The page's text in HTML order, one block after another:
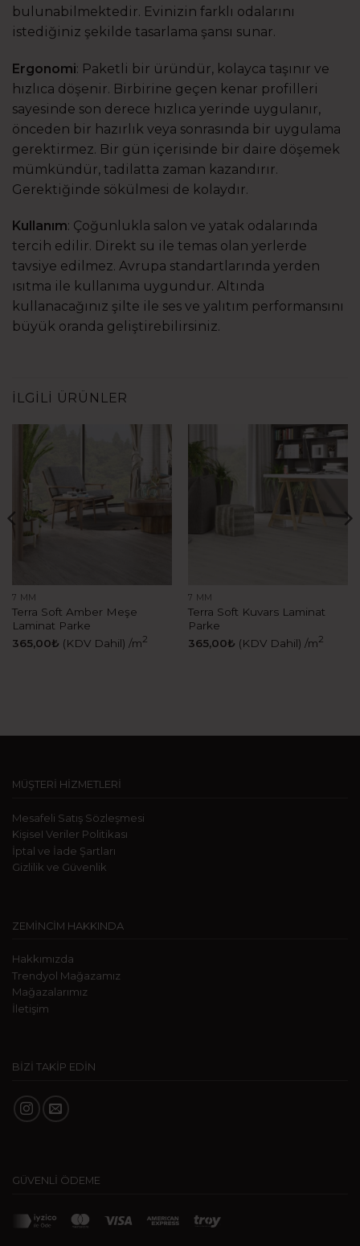
bulunabilmektedir. Evinizin farklı odalarını
istediğiniz şekilde tasarlama şansı sunar.
Ergonomi: Paketli bir üründür, kolayca taşınır ve
hızlıca döşenir. Birbirine geçen kenar profilleri
sayesinde son derece hızlıca yerinde uygulanır,
önceden bir hazırlık veya sonrasında bir uygulama
gerektirmez. Bir gün içerisinde bir daire döşemek
mümkündür, tadilatta zaman kazandırır.
Gerektiğinde sökülmesi de kolaydır.
Kullanım: Çoğunlukla salon ve yatak odalarında
tercih edilir. Direkt su ile temas olan yerlerde
tavsiye edilmez. Avrupa standartlarında yerden
ısıtma ile kullanıma uygundur. Altında
kullanacağınız şilte ile ses ve yalıtım performansını
büyük oranda geliştirebilirsiniz.
İLGILI ÜRÜNLER
7 MM
Terra Soft Amber Meşe
Laminat Parke
365,00₺ (KDV Dahil) /m2
7 MM
Terra Soft Kuvars Laminat
Parke
365,00₺ (KDV Dahil) /m2
MÜŞTERİ HİZMETLERİ
Mesafeli Satış Sözleşmesi
KişiseI Veriler Politikası
İptal ve İade Şartları
Gizlilik ve Güvenlik
ZEMİNCİM HAKKINDA
Hakkımızda
Trendyol Mağazamız
Mağazalarımız
İletişim
BİZİ TAKİP EDİN
GÜVENLİ ÖDEME